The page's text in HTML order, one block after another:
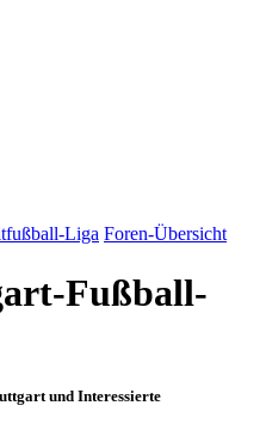
Liga Foren-Übersicht
Fußball-
und Interessierte